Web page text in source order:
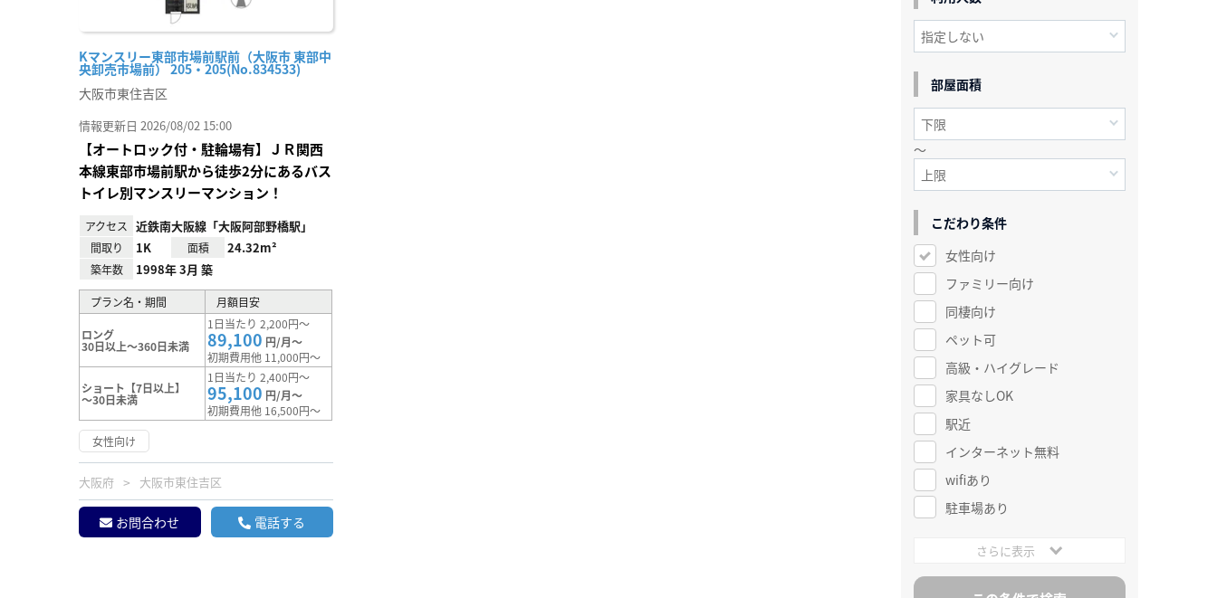
Kマンスリー東部市場前駅前（大阪市 東部中
央卸売市場前） 205・205(No.834533)
大阪市東住吉区
情報更新日 2026/08/02 15:00
【オートロック付・駐輪場有】ＪＲ関西
本線東部市場前駅から徒歩2分にあるバス
トイレ別マンスリーマンション！
アクセス 近鉄南大阪線「大阪阿部野橋駅」
間取り 1K 面積 24.32m²
築年数 1998年 3月 築
プラン名・期間 月額目安
ロング
30日以上～360日未満
1日当たり 2,200円～
89,100 円/月～
初期費用他 11,000円～
ショート【7日以上】
～30日未満
1日当たり 2,400円～
95,100 円/月～
初期費用他 16,500円～
女性向け
大阪府 大阪市東住吉区
お問合わせ 電話する
部屋面積
～
こだわり条件
女性向け
ファミリー向け
同棲向け
ペット可
高級・ハイグレード
家具なしOK
駅近
インターネット無料
wifiあり
駐車場あり
さらに表示